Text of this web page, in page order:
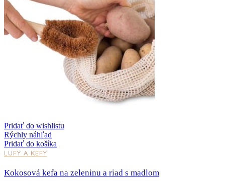
Pridať do wishlistu
Rýchly náhľad
Pridať do košíka
LUFY A KEFY
Kokosová kefa na zeleninu a riad s madlom